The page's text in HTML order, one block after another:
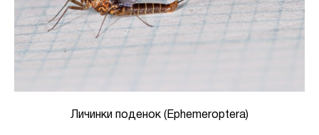
Личинки поденок (Ephemeroptera)